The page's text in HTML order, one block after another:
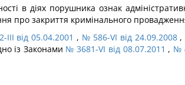
в діях порушника ознак
про закриття кримінального
III від 05.04.2001 , № 586-VI від 24.09.2008,
із Законами № 3681-VI від 08.07.2011 , №